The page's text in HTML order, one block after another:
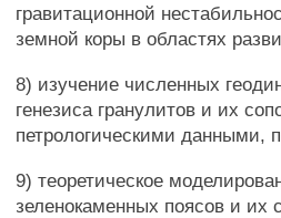
гравитационной
земной коры в областях
8) изучение численных
генезиса гранулитов и их
петрологическими данными,
9) теоретическое
зеленокаменных поясов и их